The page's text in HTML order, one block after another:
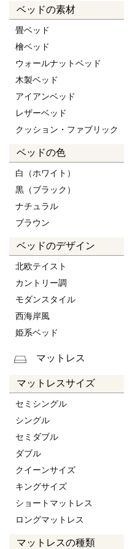
ベッドの素材
畳ベッド
檜ベッド
ウォールナットベッド
木製ベッド
アイアンベッド
レザーベッド
クッション・ファブリック
ベッドの色
白（ホワイト）
黒（ブラック）
ナチュラル
ブラウン
ベッドのデザイン
北欧テイスト
カントリー調
モダンスタイル
西海岸風
姫系ベッド
マットレス
マットレスサイズ
セミシングル
シングル
セミダブル
ダブル
クイーンサイズ
キングサイズ
ショートマットレス
ロングマットレス
マットレスの種類